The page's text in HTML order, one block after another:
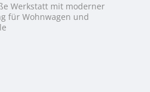
Werkstatt mit moderner
für Wohnwagen und